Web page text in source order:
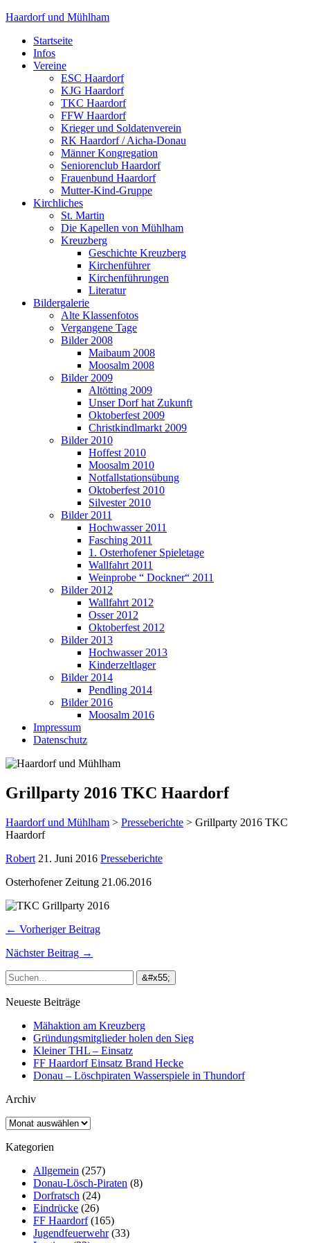
Haardorf und Mühlham
Startseite
Infos
Vereine
ESC Haardorf
KJG Haardorf
TKC Haardorf
FFW Haardorf
Krieger und Soldatenverein
RK Haardorf / Aicha-Donau
Männer Kongregation
Seniorenclub Haardorf
Frauenbund Haardorf
Mutter-Kind-Gruppe
Kirchliches
St. Martin
Die Kapellen von Mühlham
Kreuzberg
Geschichte Kreuzberg
Kirchenführer
Kirchenführungen
Literatur
Bildergalerie
Alte Klassenfotos
Vergangene Tage
Bilder 2008
Maibaum 2008
Moosalm 2008
Bilder 2009
Altötting 2009
Unser Dorf hat Zukunft
Oktoberfest 2009
Christkindlmarkt 2009
Bilder 2010
Hoffest 2010
Moosalm 2010
Notfallstationsübung
Oktoberfest 2010
Silvester 2010
Bilder 2011
Hochwasser 2011
Fasching 2011
1. Osterhofener Spieletage
Wallfahrt 2011
Weinprobe “ Dockner“ 2011
Bilder 2012
Wallfahrt 2012
Osser 2012
Oktoberfest 2012
Bilder 2013
Hochwasser 2013
Kinderzeltlager
Bilder 2014
Pendling 2014
Bilder 2016
Moosalm 2016
Impressum
Datenschutz
Grillparty 2016 TKC Haardorf
Haardorf und Mühlham > Presseberichte > Grillparty 2016 TKC
Haardorf
Robert 21. Juni 2016 Presseberichte
Osterhofener Zeitung 21.06.2016
← Vorheriger Beitrag
Nächster Beitrag →
Neueste Beiträge
Mähaktion am Kreuzberg
Gründungsmitglieder holen den Sieg
Kleiner THL – Einsatz
FF Haardorf Einsatz Brand Hecke
Donau – Löschpiraten Wasserspiele in Thundorf
Archiv
Archiv
Kategorien
Allgemein (257)
Donau-Lösch-Piraten (8)
Dorfratsch (24)
Eindrücke (26)
FF Haardorf(165)
Jugendfeuerwehr(33)